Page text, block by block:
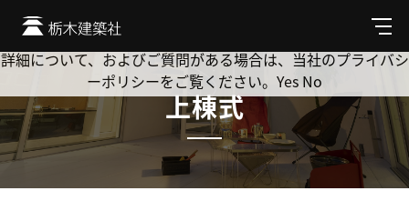
メ
ニ
ュ
上棟式
Cookie を使用して、お客様の活動を追跡してもよろしいです
か? 当社ではお客様のプライバシーを極めて重視しています。
詳細について、およびご質問がある場合は、当社のプライバシ
ーポリシーをご覧ください。 Yes No